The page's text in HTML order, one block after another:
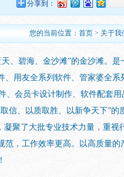
分享到：
您的当前位置： 首页 > 关于我
、碧海、金沙滩”的金沙滩。是
用友全系列软件、管家婆全系
、会员卡设计制作、软件配套用
信、以质取胜、以新争天下”的
凝聚了大批专业技术力量，重视
范，工作效率更高。以高质量的